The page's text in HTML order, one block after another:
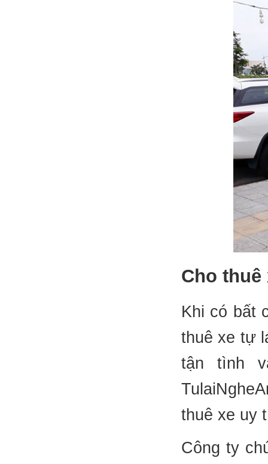
Cho thuê
Khi có bất
thuê xe tự
tận tình
thuê xe uy
Công ty